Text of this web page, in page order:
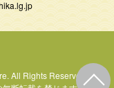
All Rights Reserved.